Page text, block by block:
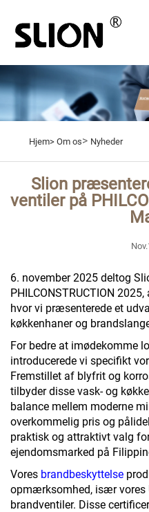
Hjem> Om os> Nyheder
Slion
ventiler på
6. november 2025 deltog
PHILCONSTRUCTION
hvor vi præsenterede et
køkkenhaner og
For bedre at imødekomme
introducerede vi specifikt
Fremstillet af blyfrit og
tilbyder disse vask- og
balance mellem moderne
overkommelig pris og
praktisk og attraktivt valg
ejendomsmarked på
Vores brandbeskyttelse
opmærksomhed, især vores
brandventiler. Disse